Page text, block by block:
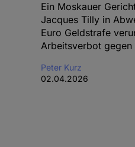
Ein Moskauer
Jacques Tilly in
Euro Geldstrafe
Arbeitsverbot gegen
Peter Kurz
02.04.2026